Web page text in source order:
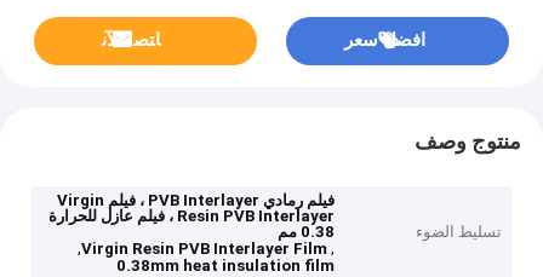
افضل سعر ﺎﺘﺼﻟ ﺍﻶﻧ
منتوج وصف
تسليط الضوء
فيلم رمادي PVB Interlayer ، فيلم Virgin
Resin PVB Interlayer ، فيلم عازل للحرارة
0.38 مم
,
Virgin Resin PVB Interlayer Film
,
0.38mm heat insulation film